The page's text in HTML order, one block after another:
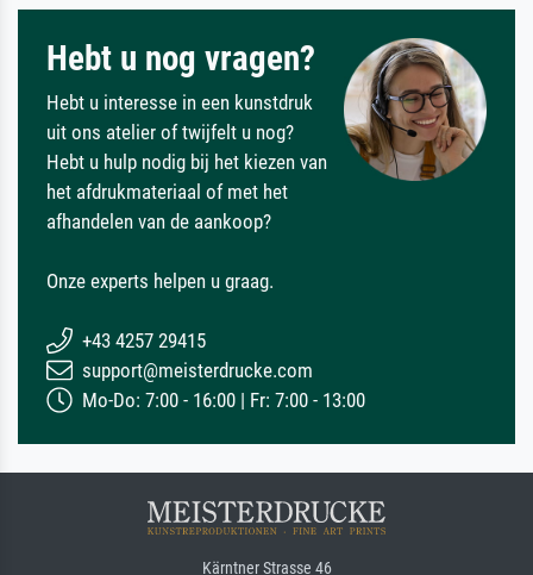
Hebt u nog vragen?
Hebt u interesse in een kunstdruk
uit ons atelier of twijfelt u nog?
Hebt u hulp nodig bij het kiezen van
het afdrukmateriaal of met het
afhandelen van de aankoop?
Onze experts helpen u graag.
+43 4257 29415
support@meisterdrucke.com
Mo-Do: 7:00 - 16:00 | Fr: 7:00 - 13:00
Kärntner Strasse 46